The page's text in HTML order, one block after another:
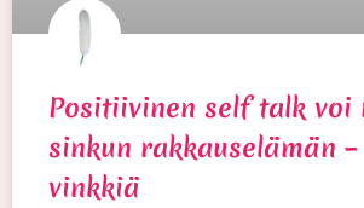
Positiivinen self talk voi
sinkun rakkauselämän
vinkkiä